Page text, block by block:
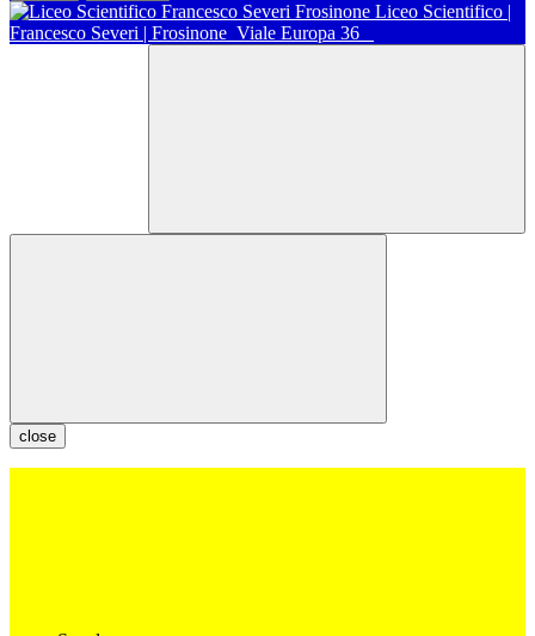
Liceo Scientifico |
Francesco Severi | Frosinone Viale Europa 36
close